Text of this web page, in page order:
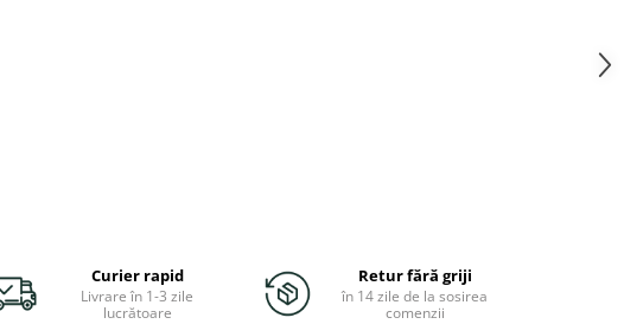
Curier rapid
Livrare în 1-3 zile
lucrătoare
Retur fără griji
în 14 zile de la sosirea
comenzii